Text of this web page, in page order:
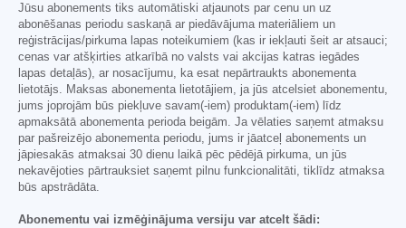
Jūsu abonements tiks automātiski atjaunots par cenu un uz
abonēšanas periodu saskaņā ar piedāvājuma materiāliem un
reģistrācijas/pirkuma lapas noteikumiem (kas ir iekļauti šeit ar atsauci;
cenas var atšķirties atkarībā no valsts vai akcijas katras iegādes
lapas detaļās), ar nosacījumu, ka esat nepārtraukts abonementa
lietotājs. Maksas abonementa lietotājiem, ja jūs atcelsiet abonementu,
jums joprojām būs piekļuve savam(-iem) produktam(-iem) līdz
apmaksātā abonementa perioda beigām. Ja vēlaties saņemt atmaksu
par pašreizējo abonementa periodu, jums ir jāatceļ abonements un
jāpiesakās atmaksai 30 dienu laikā pēc pēdējā pirkuma, un jūs
nekavējoties pārtrauksiet saņemt pilnu funkcionalitāti, tiklīdz atmaksa
būs apstrādāta.
Abonementu vai izmēģinājuma versiju var atcelt šādi: